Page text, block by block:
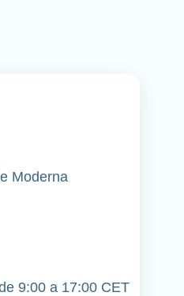
Moderna
9:00 a 17:00 CET